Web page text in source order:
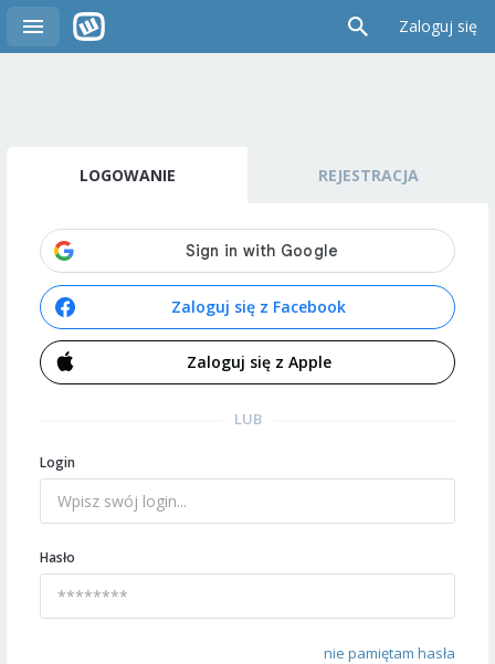
Zaloguj się
LOGOWANIE REJESTRACJA
Zaloguj się z Facebook
Zaloguj się z Apple
LUB
Login
Hasło
nie pamiętam hasła